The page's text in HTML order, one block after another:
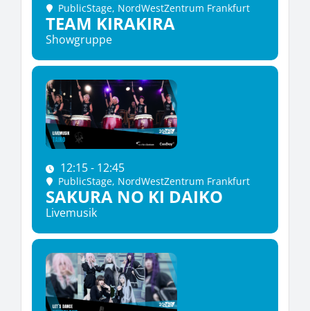
PublicStage, NordWestZentrum Frankfurt
TEAM KIRAKIRA
Showgruppe
12:15 - 12:45
PublicStage, NordWestZentrum Frankfurt
SAKURA NO KI DAIKO
Livemusik